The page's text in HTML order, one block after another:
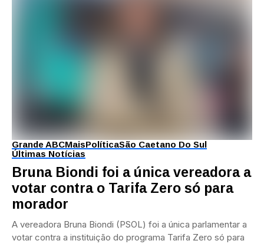
Grande ABCMaisPolíticaSão Caetano Do Sul
Últimas Notícias
Bruna Biondi foi a única vereadora a
votar contra o Tarifa Zero só para
morador
A vereadora Bruna Biondi (PSOL) foi a única parlamentar a
votar contra a instituição do programa Tarifa Zero só para